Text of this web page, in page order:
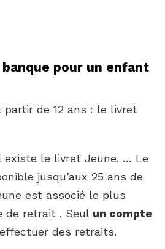
pour un enfant
partir de 12 ans : le livret
existe le livret Jeune. … Le
jusqu’aux 25 ans de
est associé le plus
de retrait . Seul un compte
des retraits.